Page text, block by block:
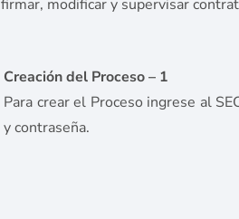
firmar, modificar y supervisar
Creación del Proceso – 1
Para crear el Proceso ingrese al
y contraseña.